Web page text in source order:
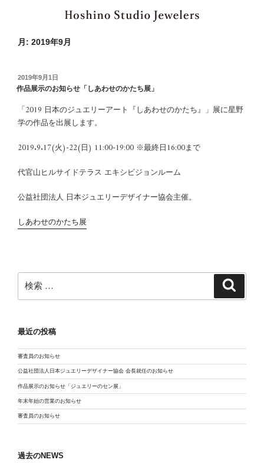
月: 2019年9月
投
稿
日:
2019年9月1日
作品展示のお知らせ「しあわせのかたち展」
「2019 日本のジュエリーアート『しあわせのかたち』」展に星野
学の作品を出展します。
2019.9.17(火)-22(日) 11:00-19:00 ※最終日16:00まで
代官山ヒルサイドテラス エキシビジョンルーム
公益社団法人 日本ジュエリーデザイナー協会主催。
しあわせのかたち展
検
最近の投稿
審査員のお知らせ
公益社団法人日本ジュエリーデザイナー協会 会長就任のお知らせ
作品展示のお知らせ「ジュエリーのセン展」
年末年始の営業のお知らせ
審査員のお知らせ
過去のNEWS